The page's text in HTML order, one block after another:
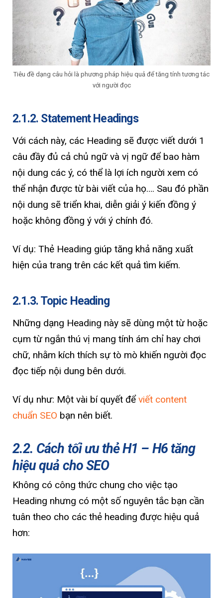
Tiêu đề dạng câu hỏi là phương pháp hiệu quả để tăng tính tương tác
với người đọc
2.1.2. Statement Headings
Với cách này, các Heading sẽ được viết dưới 1
câu đầy đủ cả chủ ngữ và vị ngữ để bao hàm
nội dung các ý, có thể là lợi ích người xem có
thể nhận được từ bài viết của họ…. Sau đó phần
nội dung sẽ triển khai, diễn giải ý kiến đồng ý
hoặc không đồng ý với ý chính đó.
Ví dụ: Thẻ Heading giúp tăng khả năng xuất
hiện của trang trên các kết quả tìm kiếm.
2.1.3. Topic Heading
Những dạng Heading này sẽ dùng một từ hoặc
cụm từ ngắn thú vị mang tính ám chỉ hay chơi
chữ, nhằm kích thích sự tò mò khiến người đọc
đọc tiếp nội dung bên dưới.
Ví dụ như: Một vài bí quyết đểviết content
chuẩn SEO bạn nên biết.
2.2. Cách tối ưu thẻ H1 – H6 tăng
hiệu quả cho SEO
Không có công thức chung cho việc tạo
Heading nhưng có một số nguyên tắc bạn cần
tuân theo cho các thẻ heading được hiệu quả
hơn: